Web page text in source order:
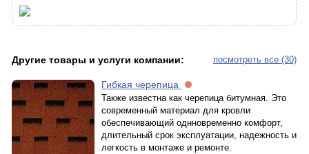
посмотреть все (30)
Другие товары и услуги компании:
Гибкая черепица
Также известна как черепица битумная. Это
современный материал для кровли
обеспечивающий однновременно комфорт,
длительный срок эксплуатации, надежность и
легкость в монтаже и ремонте.